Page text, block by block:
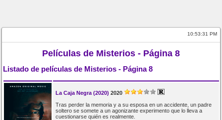
10:53:31 PM
Películas de Misterios - Página 8
Listado de películas de Misterios - Página 8
La Caja Negra (2020) 2020
Tras perder la memoria y a su esposa en un accidente, un padre
soltero se somete a un agonizante experimento que lo lleva a
cuestionarse quién es realmente.